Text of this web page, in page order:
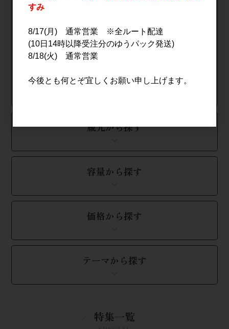
ワイン ウイスキー･ジン
リキュール
その他
蔵元から探す
容量から探す
価格から探す
テーマから探す
特集一覧
すみ
8/17(月) 通常営業 ※全ルート配達
(10日14時以降受注分のゆうパック発送)
8/18(火) 通常営業
今後とも何とぞ宜しくお願い申し上げます。